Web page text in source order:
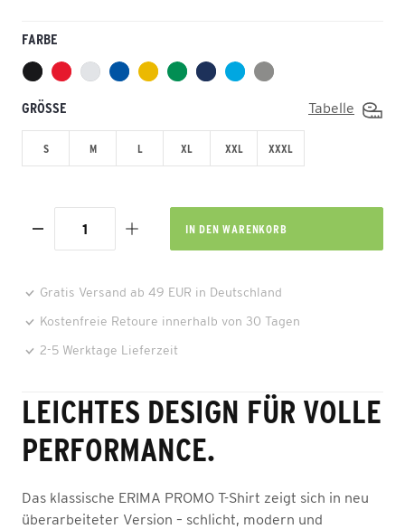
FARBE
GRÖSSE Tabelle
S M L XL XXL XXXL
IN DEN WARENKORB
Gratis Versand ab 49 EUR in Deutschland
Kostenfreie Retoure innerhalb von 30 Tagen
2-5 Werktage Lieferzeit
LEICHTES DESIGN FÜR VOLLE
PERFORMANCE.
Das klassische ERIMA PROMO T-Shirt zeigt sich in neu
überarbeiteter Version – schlicht, modern und